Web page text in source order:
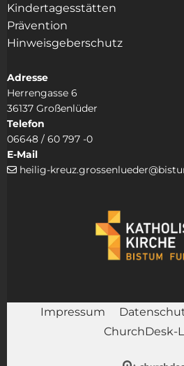
Kindertagesstätten
Prävention
Hinweisgeberschutz
Adresse
Herrengasse 6
36137 Großenlüder
Telefon
06648 / 60 797 -0
E-Mail
 heilig-
Impressum
ChurchDesk-